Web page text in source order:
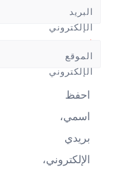
البريد
الإلكتروني
*
الموقع
الإلكتروني
احفظ
اسمي،
بريدي
الإلكتروني،